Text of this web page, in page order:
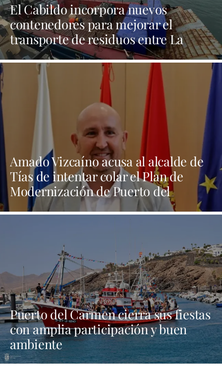
El Cabildo incorpora nuevos
contenedores para mejorar el
transporte de residuos entre La
Graciosa y Lanzarote
Amado Vizcaíno acusa al alcalde de
Tías de intentar colar el Plan de
Modernización de Puerto del
Carmen “por la puerta de atrás"
Puerto del Carmen cierra sus fiestas
con amplia participación y buen
ambiente